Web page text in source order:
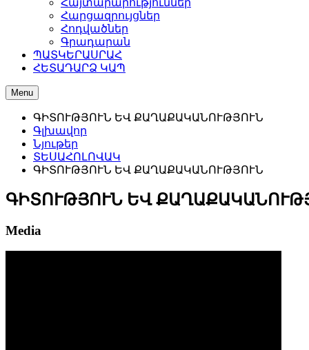
Հարցազրույցներ
Հոդվածներ
Գրադարան
ՊԱՏԿԵՐԱՍՐԱՀ
ՀԵՏԱԴԱՐՁ ԿԱՊ
Menu
ԳԻՏՈՒԹՅՈՒՆ ԵՎ ՔԱՂԱՔԱԿԱՆՈՒԹՅՈՒՆ
Գլխավոր
Նյութեր
ՏԵՍԱՀՈԼՈՎԱԿ
ԳԻՏՈՒԹՅՈՒՆ ԵՎ ՔԱՂԱՔԱԿԱՆՈՒԹՅՈՒՆ
ԳԻՏՈՒԹՅՈՒՆ ԵՎ
Media